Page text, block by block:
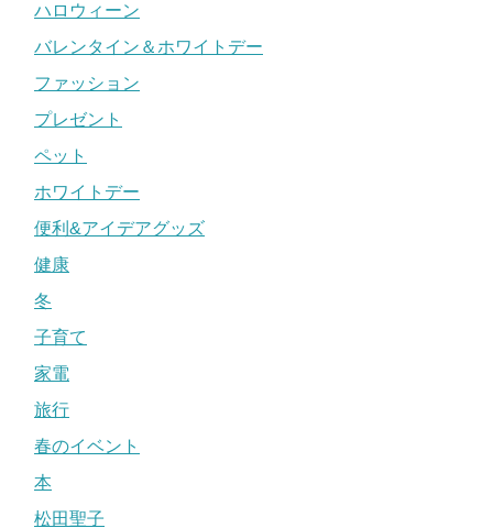
ハロウィーン
バレンタイン＆ホワイトデー
ファッション
プレゼント
ペット
ホワイトデー
便利&アイデアグッズ
健康
冬
子育て
家電
旅行
春のイベント
本
松田聖子